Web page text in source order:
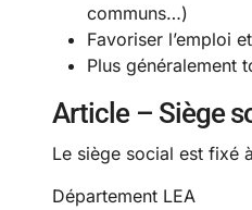
communs…)
Favoriser l’emploi
Plus généralement
Article – Siège
Le siège social est fixé
Département LEA